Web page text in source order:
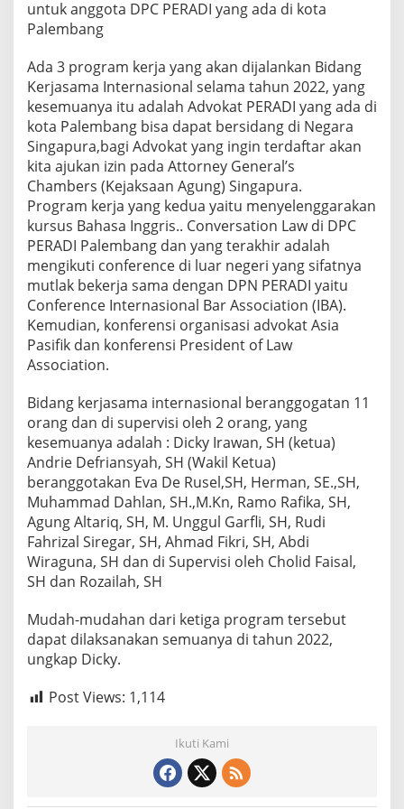
untuk anggota DPC PERADI yang ada di kota
Palembang
Ada 3 program kerja yang akan dijalankan Bidang
Kerjasama Internasional selama tahun 2022, yang
kesemuanya itu adalah Advokat PERADI yang ada di
kota Palembang bisa dapat bersidang di Negara
Singapura,bagi Advokat yang ingin terdaftar akan
kita ajukan izin pada Attorney General’s
Chambers (Kejaksaan Agung) Singapura.
Program kerja yang kedua yaitu menyelenggarakan
kursus Bahasa Inggris.. Conversation Law di DPC
PERADI Palembang dan yang terakhir adalah
mengikuti conference di luar negeri yang sifatnya
mutlak bekerja sama dengan DPN PERADI yaitu
Conference Internasional Bar Association (IBA).
Kemudian, konferensi organisasi advokat Asia
Pasifik dan konferensi President of Law
Association.
Bidang kerjasama internasional beranggogatan 11
orang dan di supervisi oleh 2 orang, yang
kesemuanya adalah : Dicky Irawan, SH (ketua)
Andrie Defriansyah, SH (Wakil Ketua)
beranggotakan Eva De Rusel,SH, Herman, SE.,SH,
Muhammad Dahlan, SH.,M.Kn, Ramo Rafika, SH,
Agung Altariq, SH, M. Unggul Garfli, SH, Rudi
Fahrizal Siregar, SH, Ahmad Fikri, SH, Abdi
Wiraguna, SH dan di Supervisi oleh Cholid Faisal,
SH dan Rozailah, SH
Mudah-mudahan dari ketiga program tersebut
dapat dilaksanakan semuanya di tahun 2022,
ungkap Dicky.
Post Views: 1,114
Ikuti Kami